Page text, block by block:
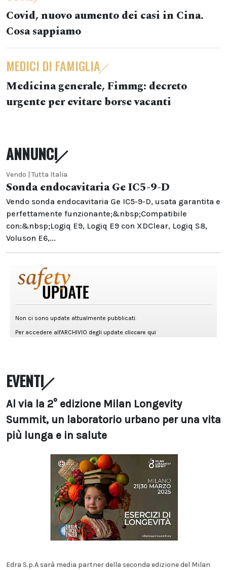
Covid, nuovo aumento dei casi in Cina.
Cosa sappiamo
MEDICI DI FAMIGLIA
Medicina generale, Fimmg: decreto
urgente per evitare borse vacanti
ANNUNCI
Vendo | Tutta Italia
Sonda endocavitaria Ge IC5-9-D
Vendo sonda endocavitaria Ge IC5-9-D, usata garantita e
perfettamente funzionante;&nbsp;Compatibile
con:&nbsp;Logiq E9, Logiq E9 con XDClear, Logiq S8,
Voluson E6,...
EVENTI
Al via la 2° edizione Milan Longevity
Summit, un laboratorio urbano per una vita
più lunga e in salute
Edra S.p.A sarà media partner della seconda edizione del Milan